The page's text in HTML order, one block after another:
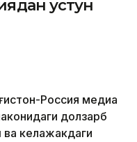
устун
Россия медиа
долзарб
келажакдаги